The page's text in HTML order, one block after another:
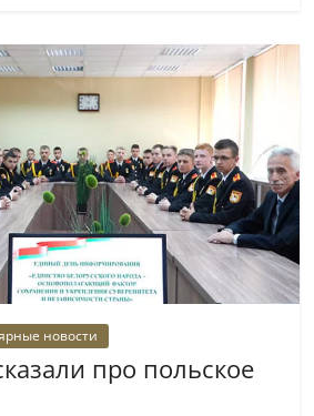
новости
про польское